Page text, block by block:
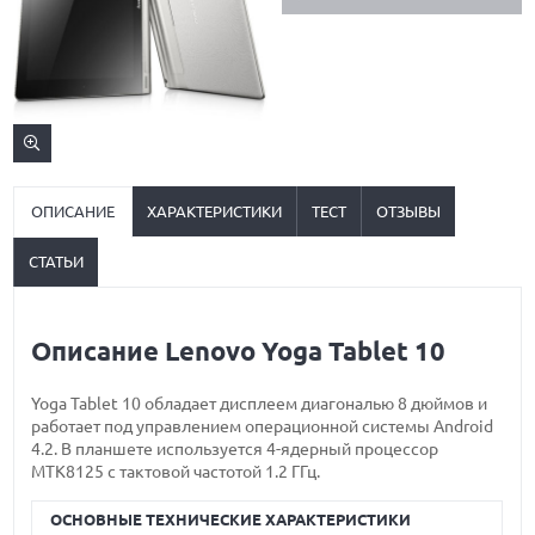
ОПИСАНИЕ ХАРАКТЕРИСТИКИ ТЕСТ ОТЗЫВЫ
СТАТЬИ
Описание Lenovo Yoga Tablet 10
Yoga Tablet 10 обладает дисплеем диагональю 8 дюймов и
работает под управлением операционной системы Android
4.2. В планшете используется 4-ядерный процессор
MTK8125 с тактовой частотой 1.2 ГГц.
ОСНОВНЫЕ ТЕХНИЧЕСКИЕ ХАРАКТЕРИСТИКИ